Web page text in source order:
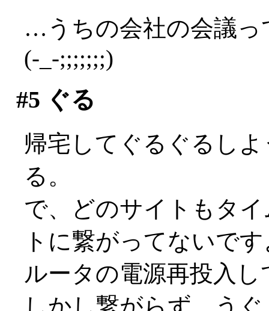
…うちの会社の会議っ
(-_-;;;;;;;)
#5 ぐる
帰宅してぐるぐるし
る。
で、どのサイトもタ
トに繋がってないで
ルータの電源再投入
しかし繋がらず、う